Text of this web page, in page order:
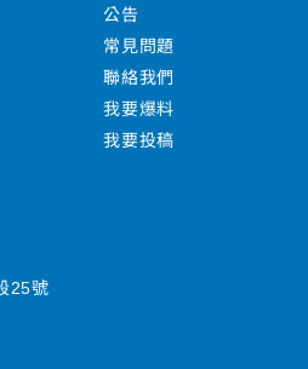
公告
常見問題
聯絡我們
我要爆料
我要投稿
25號